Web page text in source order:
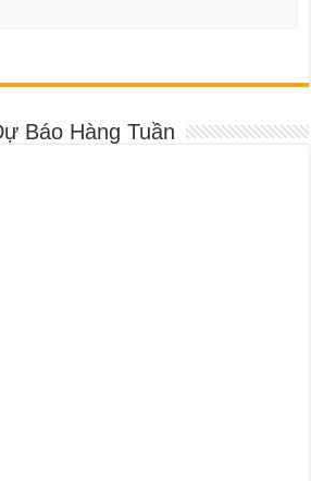
Báo Hàng Tuần